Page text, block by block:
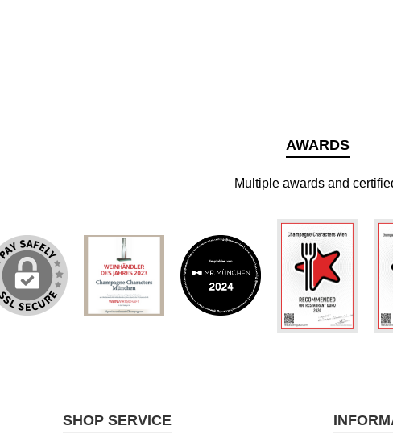
AWARDS
Multiple awards and
SHOP SERVICE